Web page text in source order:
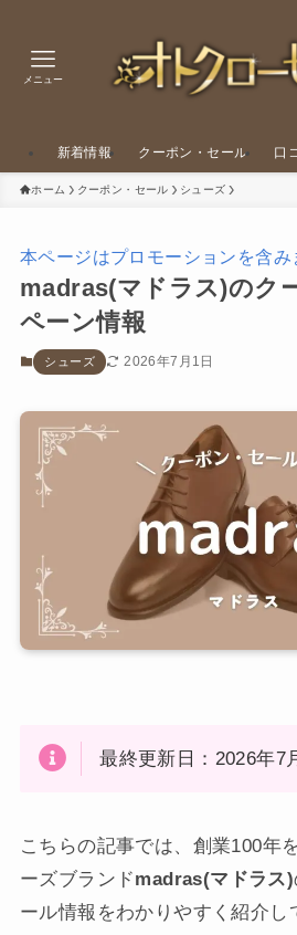
メニュー
新着情報 クーポン・セール 口
ホーム クーポン・セール シューズ
本ページはプロモーションを含み
madras(マドラス)のク
ペーン情報
シューズ 2026年7月1日
最終更新日：2026年7
こちらの記事では、創業100年
ーズブランドmadras(マドラス)
ール情報をわかりやすく紹介し